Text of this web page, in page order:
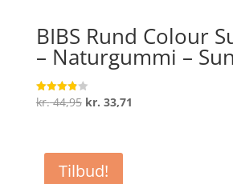
BIBS Rund Colour
– Naturgummi –
Vurderet
3.9
kr.44,95 Den
var:
kr. 44,95.
kr. 33,71
Tilbud!